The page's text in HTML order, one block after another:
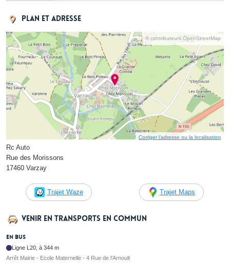
Plan et adresse
© contributeurs OpenStreetMap
Corriger l’adresse ou la localisation
Rc Auto
Rue des Morissons
17460 Varzay
Trajet Waze Trajet Maps
Venir en transports en commun
En bus
Ligne L20, à 344 m
Arrêt Mairie - Ecole Maternelle - 4 Rue de l'Arnoult